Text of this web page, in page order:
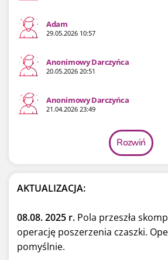
Adam
29.05.2026 10:57
Anonimowy Darczyńca
20.05.2026 20:51
Anonimowy Darczyńca
21.04.2026 23:49
Rozwiń
AKTUALIZACJA:
08.08. 2025 r. Pola przeszła
operację poszerzenia czaszki.
pomyślnie.